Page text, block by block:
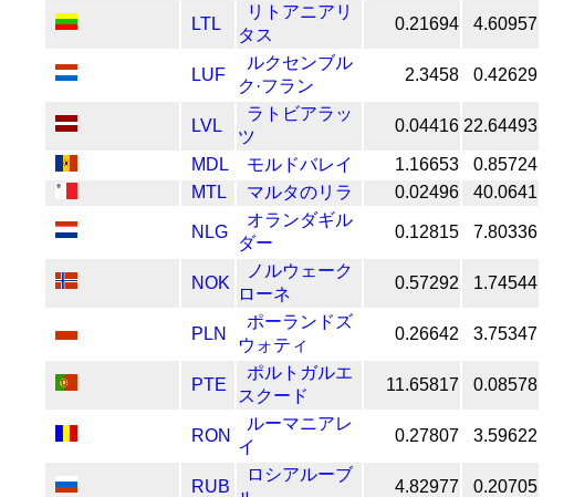
LTL
リトアニアリ
タス
0.21694 4.60957
LUF
ルクセンブル
ク·フラン
2.3458 0.42629
LVL
ラトビアラッ
ツ
0.04416 22.64493
MDL モルドバレイ 1.16653
0.85724
MTL
マルタのリラ 0.02496 40.0641
NLG
オランダギル
ダー
0.12815 7.80336
NOK
ノルウェーク
ローネ
0.57292 1.74544
PLN
ポーランドズ
ウォティ
0.26642 3.75347
PTE
ポルトガルエ
スクード
11.65817 0.08578
RON
ルーマニアレ
イ
0.27807 3.59622
RUB
ロシアルーブ
4.82977 0.20705